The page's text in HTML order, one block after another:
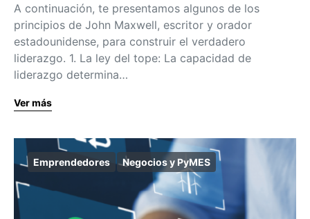
A continuación, te presentamos algunos de los
principios de John Maxwell, escritor y orador
estadounidense, para construir el verdadero
liderazgo. 1. La ley del tope: La capacidad de
liderazgo determina…
Ver más
Emprendedores Negocios y PyMES